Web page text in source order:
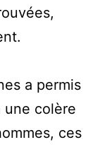
a permis
une colère
ces